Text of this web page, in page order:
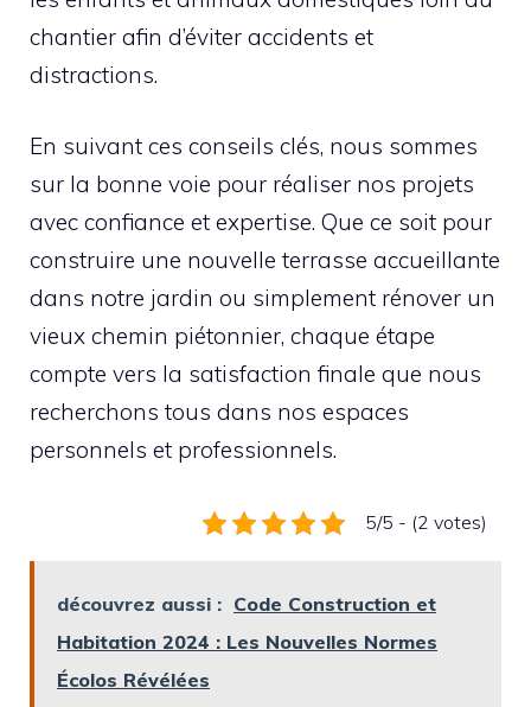
chantier afin d’éviter accidents et
distractions.
En suivant ces conseils clés, nous sommes
sur la bonne voie pour réaliser nos projets
avec confiance et expertise. Que ce soit pour
construire une nouvelle terrasse accueillante
dans notre jardin ou simplement rénover un
vieux chemin piétonnier, chaque étape
compte vers la satisfaction finale que nous
recherchons tous dans nos espaces
personnels et professionnels.
5/5 - (2 votes)
découvrez aussi : Code Construction et
Habitation 2024 : Les Nouvelles Normes
Écolos Révélées